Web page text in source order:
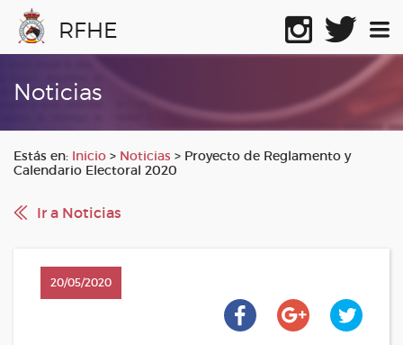
RFHE
Noticias
Estás en: Inicio > Noticias > Proyecto de Reglamento y
Calendario Electoral 2020
Ir a Noticias
20/05/2020